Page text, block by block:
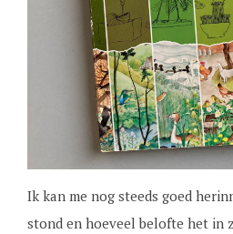
Ik kan me nog steeds goed
stond en hoeveel belofte het in